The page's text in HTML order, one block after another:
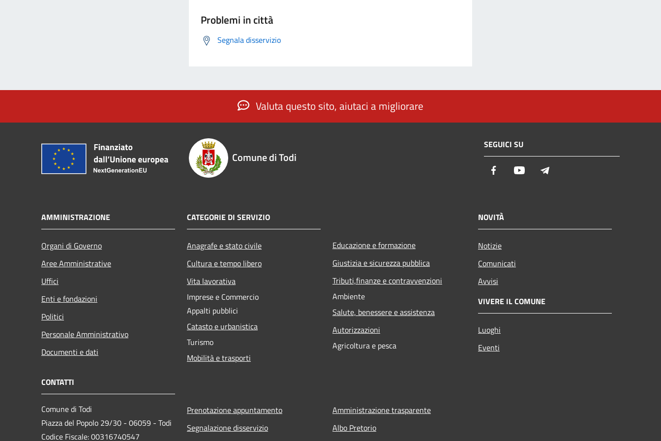
Problemi in città
Segnala disservizio
Valuta questo sito, aiutaci a migliorare
Comune di Todi
SEGUICI SU
Facebook Youtube
AMMINISTRAZIONE
Organi di Governo
Aree Amministrative
Uffici
Enti e fondazioni
Politici
Personale Amministrativo
Documenti e dati
CATEGORIE DI SERVIZIO
Anagrafe e stato civile
Cultura e tempo libero
Vita lavorativa
Imprese e Commercio
Appalti pubblici
Catasto e urbanistica
Turismo
Mobilità e trasporti
Educazione e formazione
Giustizia e sicurezza pubblica
Tributi,finanze e contravvenzioni
Ambiente
Salute, benessere e assistenza
Autorizzazioni
Agricoltura e pesca
NOVITÀ
Notizie
Comunicati
Avvisi
VIVERE IL COMUNE
Luoghi
Eventi
CONTATTI
Comune di Todi
Piazza del Popolo 29/30 - 06059 - Todi
Codice Fiscale: 00316740547
Prenotazione appuntamento
Segnalazione disservizio
Amministrazione trasparente
Albo Pretorio